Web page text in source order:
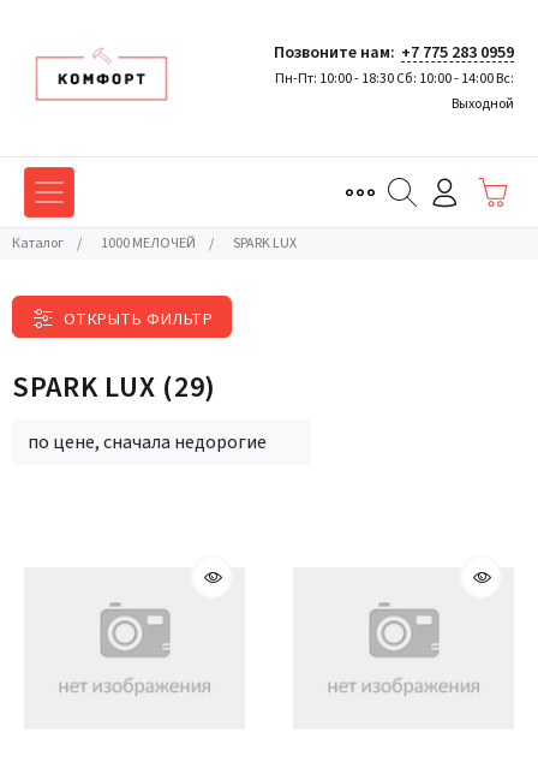
Позвоните нам: +7 775 283 0959
Пн-Пт: 10:00 - 18:30 Сб: 10:00 - 14:00 Вс:
Выходной
Каталог / 1000 МЕЛОЧЕЙ / SPARK LUX
ОТКРЫТЬ ФИЛЬТР
SPARK LUX (29)
по цене, сначала недорогие